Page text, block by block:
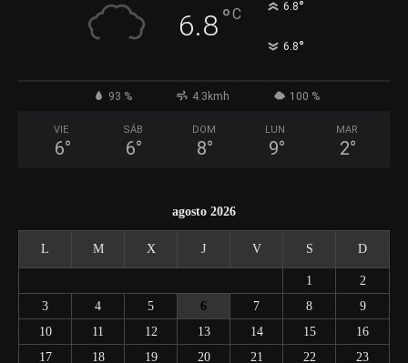
6.8°C 6.8°
6.8°
93 % 4.3kmh 100 %
VIE
6°
SÁB
6°
DOM
8°
LUN
9°
MAR
2°
agosto 2026
L M X J V S D
1
2
3
4 5 6 7 8
9
10
11 12 13 14 15
16
17
18 19 20 21 22
23